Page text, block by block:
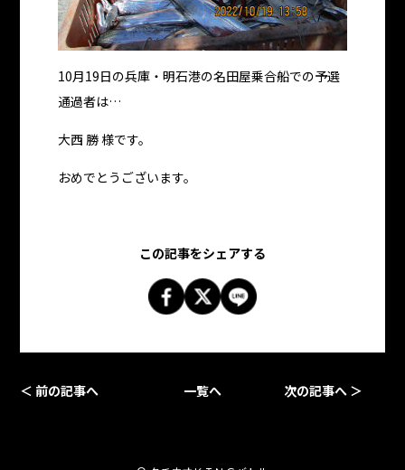
10月19日の兵庫・明石港の名田屋乗合船での予選
通過者は…
大西 勝 様です。
おめでとうございます。
この記事をシェアする
＜ 前の記事へ 一覧へ 次の記事へ ＞